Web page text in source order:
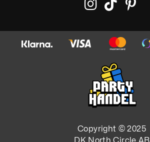
Copyright © 2025